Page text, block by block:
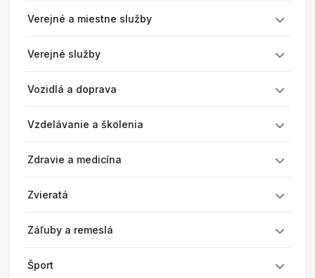
Verejné a miestne služby
Verejné služby
Vozidlá a doprava
Vzdelávanie a školenia
Zdravie a medicína
Zvieratá
Záľuby a remeslá
Šport